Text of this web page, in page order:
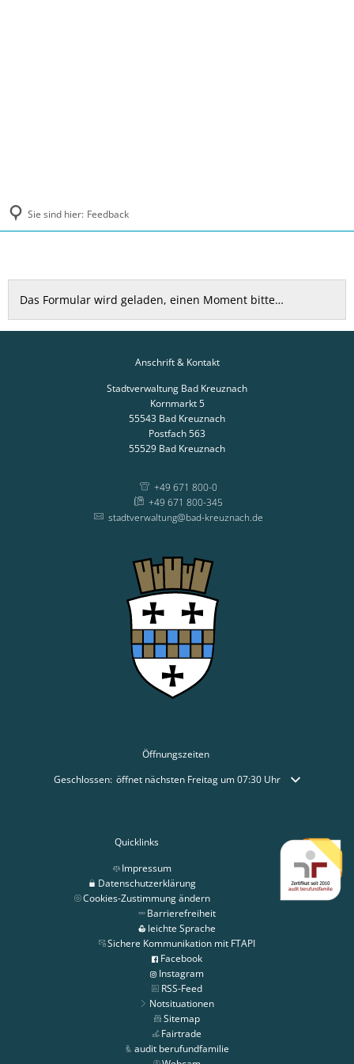
Sie sind hier: Feedback
Feedback
Das Formular wird geladen, einen Moment bitte…
Anschrift & Kontakt
Stadtverwaltung Bad Kreuznach
Kornmarkt 5
55543 Bad Kreuznach
Postfach 563
55529 Bad Kreuznach
+49 671 800-0
+49 671 800-345
stadtverwaltung@bad-kreuznach.de
Öffnungszeiten
Klicken, um weitere Öffnungs- oder Schließzeiten auszublenden
Geschlossen: öffnet nächsten Freitag um 07:30 Uhr
Quicklinks
Impressum
Datenschutzerklärung
Cookies-Zustimmung ändern
Barrierefreiheit
leichte Sprache
Sichere Kommunikation mit FTAPI
Facebook
Instagram
RSS-Feed
Notsituationen
Sitemap
Fairtrade
audit berufundfamilie